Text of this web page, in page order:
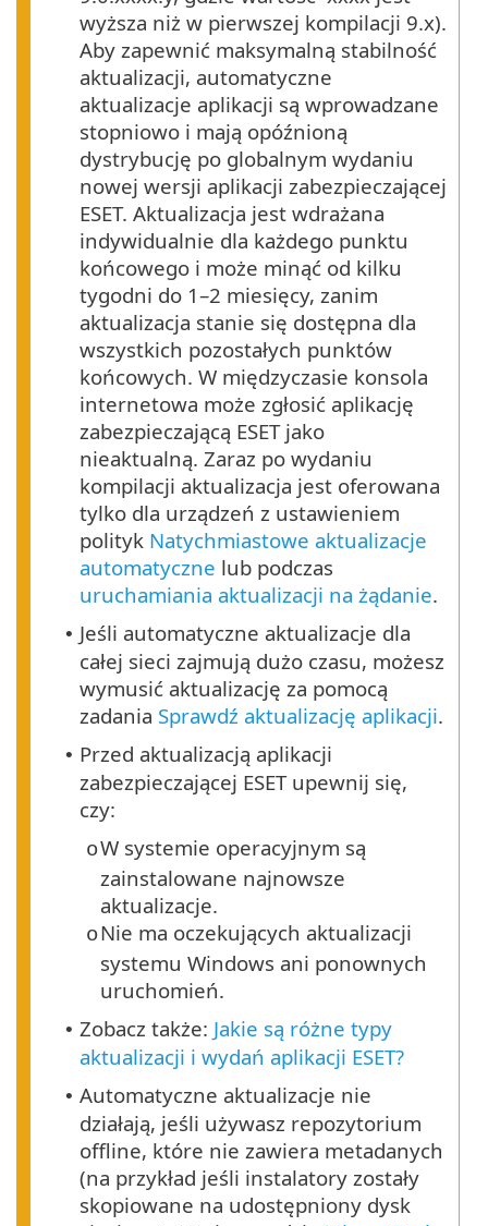
wyższa niż w pierwszej kompilacji 9.x).
Aby zapewnić maksymalną stabilność
aktualizacji, automatyczne
aktualizacje aplikacji są wprowadzane
stopniowo i mają opóźnioną
dystrybucję po globalnym wydaniu
nowej wersji aplikacji zabezpieczającej
ESET. Aktualizacja jest wdrażana
indywidualnie dla każdego punktu
końcowego i może minąć od kilku
tygodni do 1–2 miesięcy, zanim
aktualizacja stanie się dostępna dla
wszystkich pozostałych punktów
końcowych. W międzyczasie konsola
internetowa może zgłosić aplikację
zabezpieczającą ESET jako
nieaktualną. Zaraz po wydaniu
kompilacji aktualizacja jest oferowana
tylko dla urządzeń z ustawieniem
polityk Natychmiastowe aktualizacje
automatyczne lub podczas
uruchamiania aktualizacji na żądanie.
• Jeśli automatyczne aktualizacje dla
całej sieci zajmują dużo czasu, możesz
wymusić aktualizację za pomocą
zadania Sprawdź aktualizację aplikacji.
• Przed aktualizacją aplikacji
zabezpieczającej ESET upewnij się,
czy:
oW systemie operacyjnym są
zainstalowane najnowsze
aktualizacje.
oNie ma oczekujących aktualizacji
systemu Windows ani ponownych
uruchomień.
• Zobacz także: Jakie są różne typy
aktualizacji i wydań aplikacji ESET?
• Automatyczne aktualizacje nie
działają, jeśli używasz repozytorium
offline, które nie zawiera metadanych
(na przykład jeśli instalatory zostały
skopiowane na udostępniony dysk